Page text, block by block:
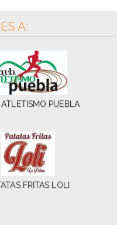
A:
PUEBLA
FRITAS LOLI